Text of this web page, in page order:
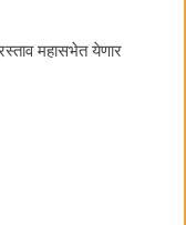
महासभेत येणार